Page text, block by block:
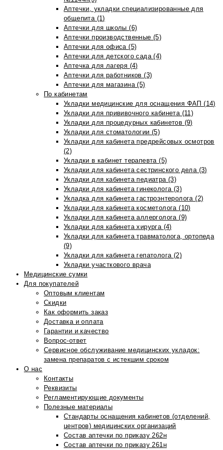
Аптечки, укладки специализированные для
общепита (1)
Аптечки для школы (6)
Аптечки производственные (5)
Аптечки для офиса (5)
Аптечки для детского сада (4)
Аптечка для лагеря (4)
Аптечки для работников (3)
Аптечки для магазина (5)
По кабинетам
Укладки медицинские для оснащения ФАП (14)
Укладки для прививочного кабинета (11)
Укладки для процедурных кабинетов (9)
Укладки для стоматологии (5)
Укладки для кабинета предрейсовых осмотров
(2)
Укладки в кабинет терапевта (5)
Укладки для кабинета сестринского дела (3)
Укладки для кабинета педиатра (3)
Укладки для кабинета гинеколога (3)
Укладка для кабинета гастроэнтеролога (2)
Укладки для кабинета косметолога (10)
Укладки для кабинета аллерголога (9)
Укладки для кабинета хирурга (4)
Укладки для кабинета травматолога, ортопеда
(9)
Укладки для кабинета гепатолога (2)
Укладки участкового врача
Медицинские сумки
Для покупателей
Оптовым клиентам
Скидки
Как оформить заказ
Доставка и оплата
Гарантии и качество
Вопрос-ответ
Сервисное обслуживание медицинских укладок:
замена препаратов с истекшим сроком
О нас
Контакты
Реквизиты
Регламентирующие документы
Полезные материалы
Стандарты оснащения кабинетов (отделений,
центров) медицинских организаций
Состав аптечки по приказу 262н
Состав аптечки по приказу 261н